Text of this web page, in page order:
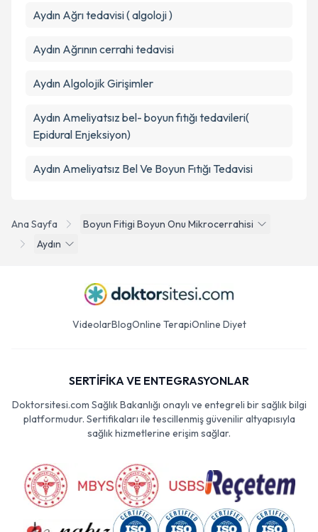
Ana Sayfa
Boyun Fitigi Boyun Onu Mikrocerrahisi
Aydın
Aydın Ağrı tedavisi ( algoloji )
Aydın Ağrının cerrahi tedavisi
Aydın Algolojik Girişimler
Aydın Ameliyatsız bel- boyun fıtığı tedavileri(
Epidural Enjeksiyon)
Aydın Ameliyatsız Bel Ve Boyun Fıtığı Tedavisi
VideolarBlogOnline TerapiOnline Diyet
SERTİFİKA VE ENTEGRASYONLAR
Doktorsitesi.com Sağlık Bakanlığı onaylı ve entegreli bir sağlık bilgi
platformudur. Sertifikaları ile tescillenmiş güvenilir altyapısıyla
sağlık hizmetlerine erişim sağlar.